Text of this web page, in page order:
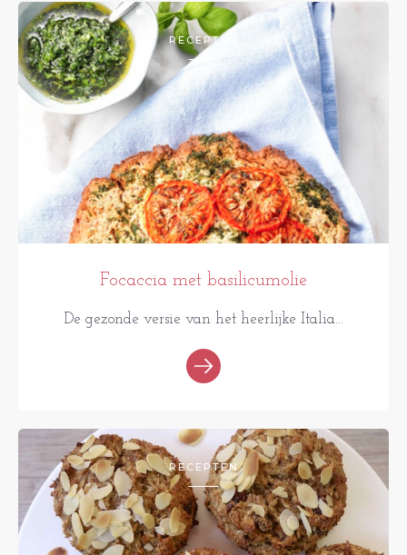
RECEPTEN
Focaccia met basilicumolie
De gezonde versie van het heerlijke Italia...
RECEPTEN